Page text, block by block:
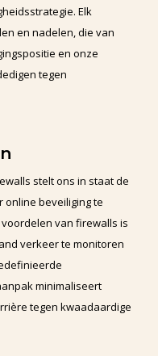
Elk
en nadelen, die van
en onze
tegen
stelt ons in staat de
beveiliging te
van firewalls is
verkeer te monitoren
minimaliseert
tegen kwaadaardige